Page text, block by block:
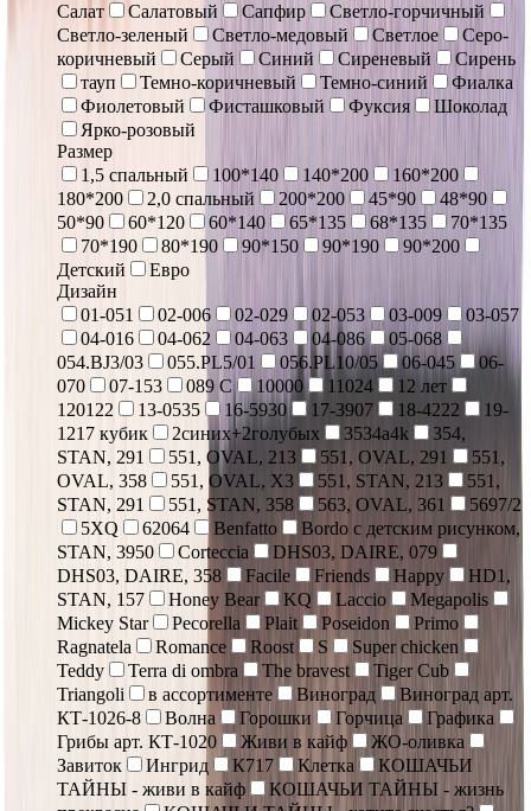
Салат
Салатовый Сапфир
Светло-горчичный
Светло-зеленый
Светло-медовый Светлое
Серо-
коричневый
Серый Синий Сиреневый
Сирень
тауп
Темно-коричневый Темно-синий
Фиалка
Фиолетовый
Фисташковый Фуксия
Шоколад
Ярко-розовый
Размер
1,5 спальный
100*140 140*200
160*200
180*200
2,0 спальный 200*200 45*90
48*90
50*90
60*120 60*140 65*135 68*135
70*135
70*190
80*190 90*150 90*190
90*200
Детский
Евро
Дизайн
01-051
02-006 02-029 02-053 03-009
03-057
04-016
04-062 04-063 04-086
05-068
054.BJ3/03
055.PL5/01 056.PL10/05 06-045
06-
070
07-153 089 С 10000 11024
12 лет
120122
13-0535 16-5930 17-3907 18-4222
19-
1217 кубик
2синих+2голубых 3534a4k
354,
STAN, 291
551, OVAL, 213 551, OVAL, 291
551,
OVAL, 358
551, OVAL, X3 551, STAN, 213
551,
STAN, 291
551, STAN, 358 563, OVAL, 361
5697/2
5XQ
62064 Benfatto
Bordo с детским рисунком,
STAN, 3950
Corteccia
DHS03, DAIRE, 079
DHS03, DAIRE, 358
Facile Friends Happy
HD1,
STAN, 157
Honey Bear KQ Laccio
Megapolis
Mickey Star
Pecorella Plait Poseidon
Primo
Ragnatela
Romance Roost S
Super chicken
Teddy
Terra di ombra The bravest
Tiger Cub
Triangoli
в ассортименте Виноград
Виноград арт.
КТ-1026-8
Волна Горошки Горчица
Графика
Грибы арт. КТ-1020
Живи в кайф
ЖО-оливка
Завиток
Ингрид К717 Клетка
КОШАЧЬИ
ТАЙНЫ - живи в кайф
КОШАЧЬИ ТАЙНЫ - жизнь